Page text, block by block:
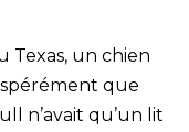
Texas, un chien
que
n’avait qu’un lit